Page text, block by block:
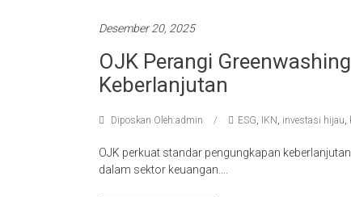
Desember 20, 2025
OJK Perangi
Keberlanjutan
Diposkan Oleh:admin ESG, IKN , investasi hijau,
OJK perkuat standar pengungkapan
dalam sektor keuangan….